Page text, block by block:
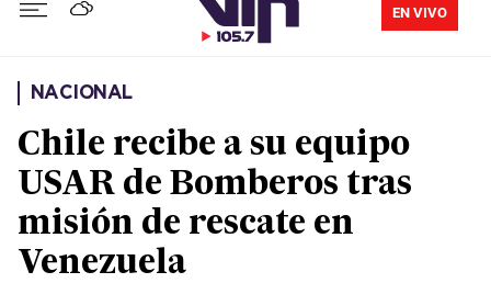
EN VIVO
NACIONAL
Chile recibe a su equipo
USAR de Bomberos tras
misión de rescate en
Venezuela